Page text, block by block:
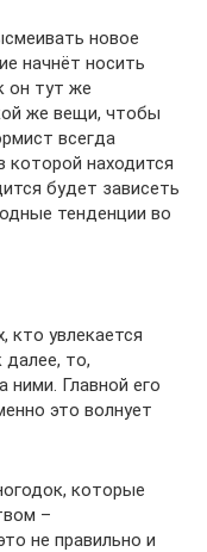
новое
начнёт носить
он тут же
же вещи, чтобы
всегда
которой находится
будет зависеть
тенденции во
кто увлекается
то,
ними. Главной его
это волнует
которые
–
не правильно и